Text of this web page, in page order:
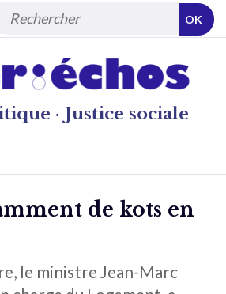
· Justice sociale
OK
de kots en
le ministre Jean-Marc